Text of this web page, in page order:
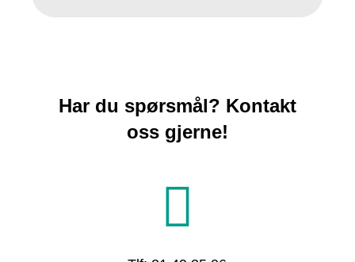
Har du spørsmål? Kontakt
oss gjerne!